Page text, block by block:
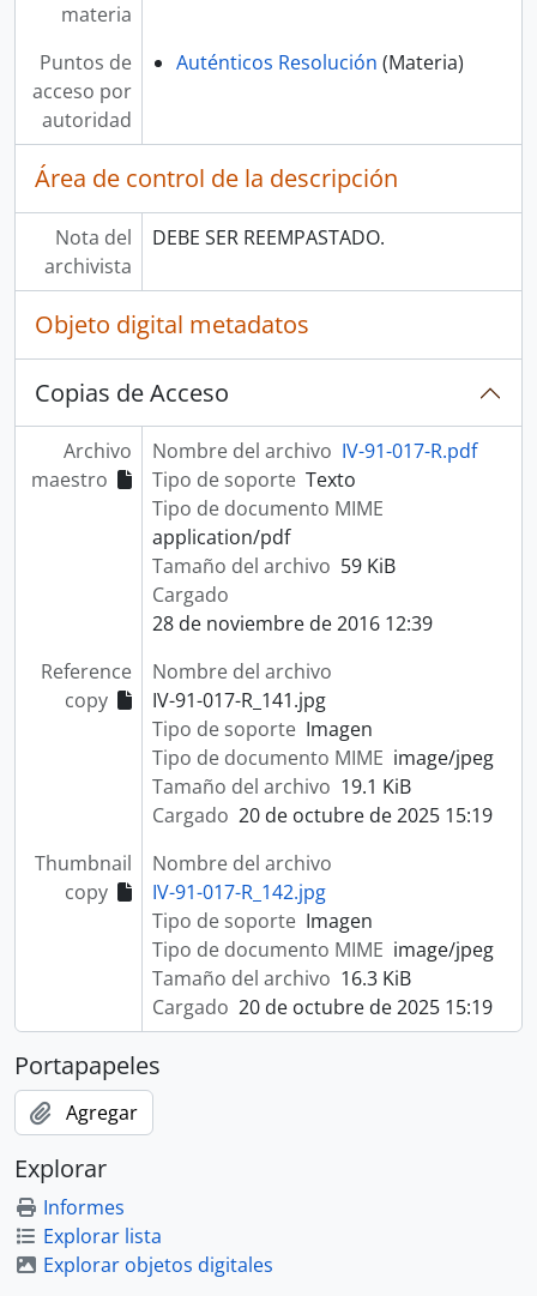
materia
Puntos de
acceso por
autoridad
Auténticos Resolución (Materia)
Área de control de la descripción
Nota del
archivista
DEBE SER REEMPASTADO.
Objeto digital metadatos
Copias de Acceso
Archivo
maestro
Nombre del archivo IV-91-017-R.pdf
Tipo de soporte Texto
Tipo de documento MIME
application/pdf
Tamaño del archivo 59 KiB
Cargado
28 de noviembre de 2016 12:39
Reference
copy
Nombre del archivo
IV-91-017-R_141.jpg
Tipo de soporte Imagen
Tipo de documento MIME image/jpeg
Tamaño del archivo 19.1 KiB
Cargado 20 de octubre de 2025 15:19
Thumbnail
copy
Nombre del archivo
IV-91-017-R_142.jpg
Tipo de soporte Imagen
Tipo de documento MIME image/jpeg
Tamaño del archivo 16.3 KiB
Cargado 20 de octubre de 2025 15:19
Portapapeles
Agregar
Explorar
Informes
Explorar lista
Explorar objetos digitales